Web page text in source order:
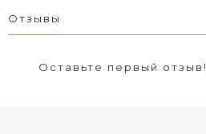
Отзывы
Оставьте первый отзыв!